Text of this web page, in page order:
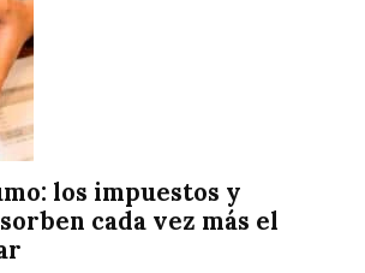
los impuestos y
cada vez más el